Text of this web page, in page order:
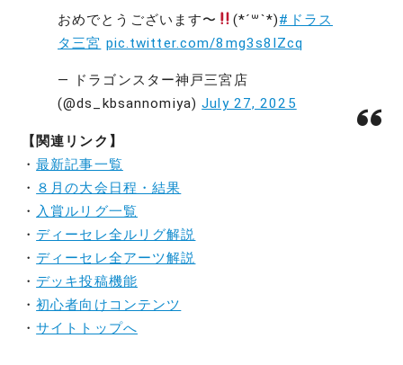
おめでとうございます〜 (*´꒳`*)#ドラス
タ三宮 pic.twitter.com/8mg3s8IZcq
— ドラゴンスター神戸三宮店
(@ds_kbsannomiya)July 27, 2025
【関連リンク】
・最新記事一覧
・ ８月の大会日程・結果
・ 入賞ルリグ一覧
・ ディーセレ全ルリグ解説
・ ディーセレ全アーツ解説
・ デッキ投稿機能
・初心者向けコンテンツ
・サイトトップへ